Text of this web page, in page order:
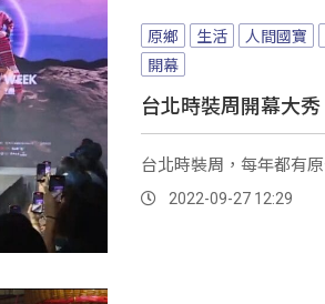
原鄉 生活 人間國寶
開幕
台北時裝周開幕大
台北時裝周，每年都有
2022-09-27 12:29